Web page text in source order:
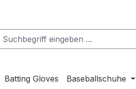
Batting Gloves Baseballschuhe